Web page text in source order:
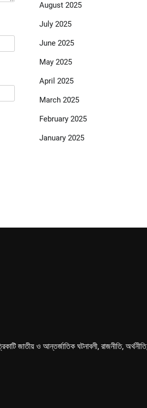
August 2025
July 2025
June 2025
May 2025
April 2025
March 2025
February 2025
January 2025
জাতীয় ও আন্তর্জাতিক ঘটনাবলী, রাজনীতি,